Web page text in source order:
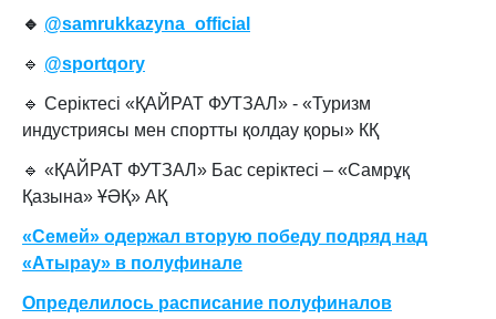
🔹 @samrukkazyna_official
🔹 @sportqory
🔹 Серіктесі «ҚАЙРАТ ФУТЗАЛ» - «Туризм
индустриясы мен спортты қолдау қоры» КҚ
🔹 «ҚАЙРАТ ФУТЗАЛ» Бас серіктесі – «Самрұқ
Қазына» ҰӘҚ» АҚ
«Семей» одержал вторую победу подряд над
«Атырау» в полуфинале
Определилось расписание полуфиналов